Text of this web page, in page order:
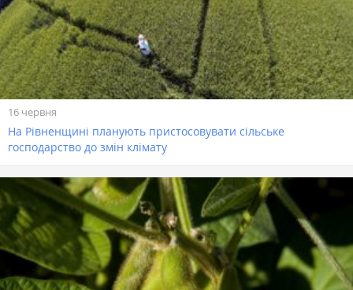
16 червня
На Рівненщині планують пристосовувати сільське
господарство до змін клімату